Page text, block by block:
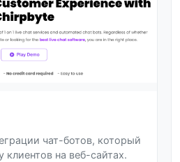
чат-ботов, который
на веб-сайтах.